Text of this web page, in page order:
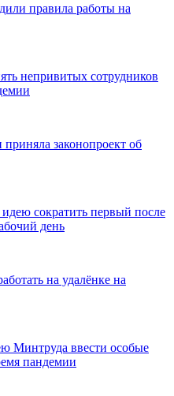
правила работы на
непривитых сотрудников
законопроект об
сократить первый после
день
на удалёнке на
Минтруда ввести особые
пандемии